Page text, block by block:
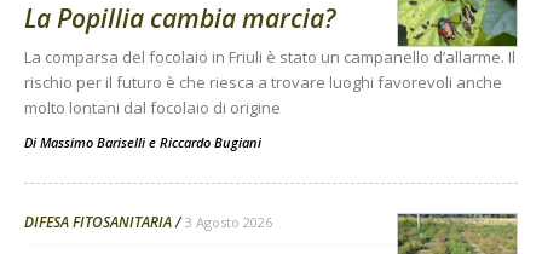
La Popillia cambia marcia?
La comparsa del focolaio in Friuli è stato un campanello d’allarme. Il
rischio per il futuro è che riesca a trovare luoghi favorevoli anche
molto lontani dal focolaio di origine
Di Massimo Bariselli e Riccardo Bugiani
DIFESA FITOSANITARIA 3 Agosto 2026